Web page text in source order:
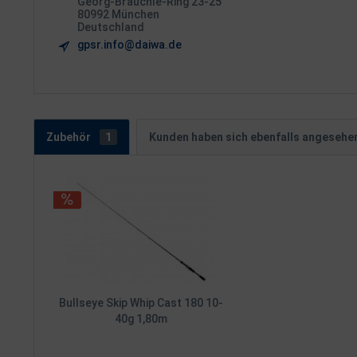
80992 München
Deutschland
gpsr.info@daiwa.de
Zubehör 1 Kunden haben sich ebenfalls
Bullseye Skip Whip Cast 180 10-
40g 1,80m